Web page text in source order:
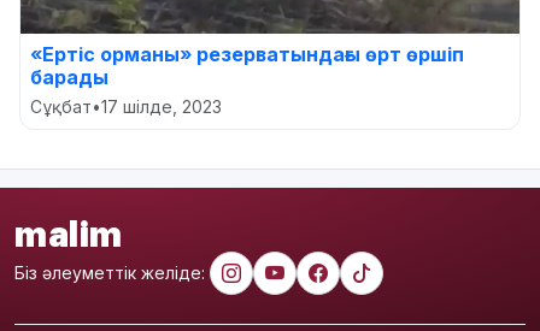
«Ертіс орманы» резерватындағы өрт өршіп
барады
Сұқбат•17 шілде, 2023
malim
Біз әлеуметтік желіде: